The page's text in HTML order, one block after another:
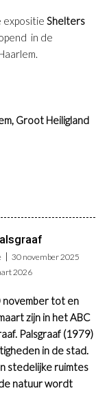
expositie Shelters
in de
Groot Heiligland
30 november 2025
2026
november tot en
zijn in het ABC
Palsgraaf (1979)
in de stad.
stedelijke ruimtes
natuur wordt